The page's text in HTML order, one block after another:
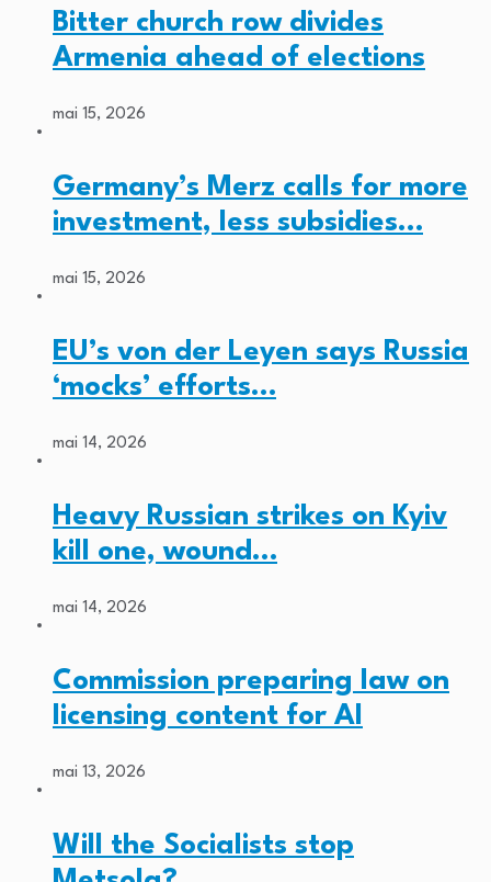
Bitter church row divides
Armenia ahead of elections
mai 15, 2026
Germany’s Merz calls for more
investment, less subsidies…
mai 15, 2026
EU’s von der Leyen says Russia
‘mocks’ efforts…
mai 14, 2026
Heavy Russian strikes on Kyiv
kill one, wound…
mai 14, 2026
Commission preparing law on
licensing content for AI
mai 13, 2026
Will the Socialists stop